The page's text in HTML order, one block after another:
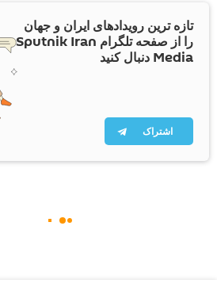
تازه ترین رویدادهای ایران و جهان
را از صفحه تلگرام Sputnik Iran
Media دنبال کنید
اشتراک